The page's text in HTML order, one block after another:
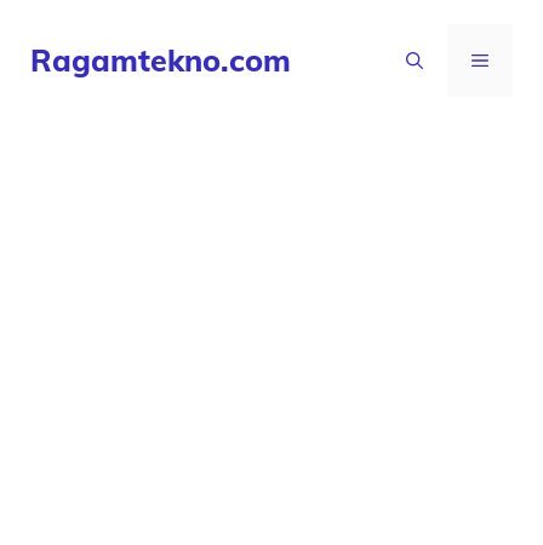
Ragamtekno.com MENU